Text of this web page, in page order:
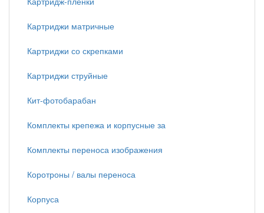
Картриджи матричные
Картриджи со скрепками
Картриджи струйные
Кит-фотобарабан
Комплекты крепежа и корпусные за
Комплекты переноса изображения
Коротроны / валы переноса
Корпуса